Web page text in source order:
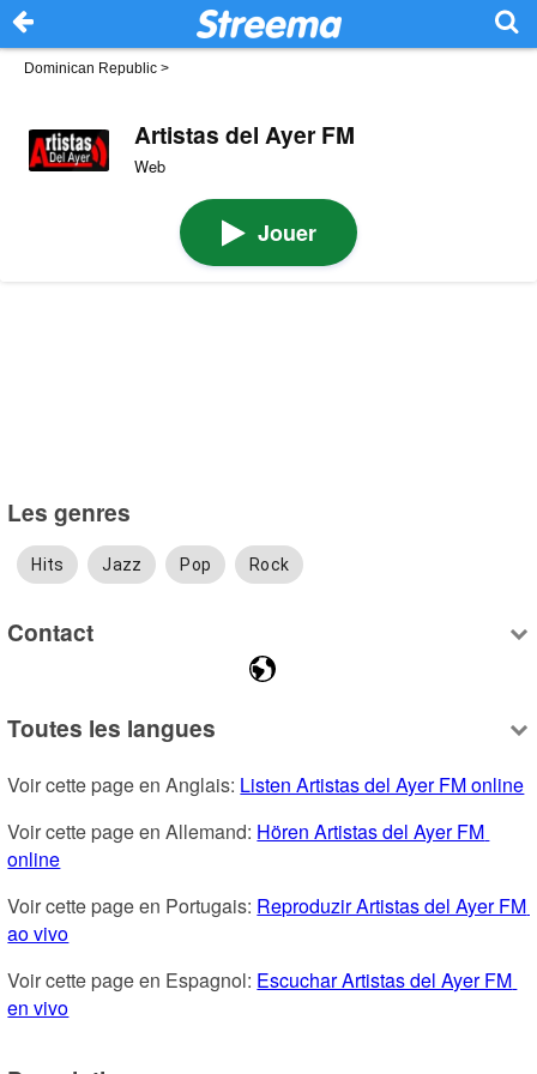
Dominican Republic >
Artistas del Ayer FM
Web
Jouer
Les genres
Hits Jazz Pop Rock
Contact
Toutes les langues
Voir cette page en Anglais: Listen Artistas del Ayer FM online
Voir cette page en Allemand: Hören Artistas del Ayer FM
online
Voir cette page en Portugais: Reproduzir Artistas del Ayer FM
ao vivo
Voir cette page en Espagnol: Escuchar Artistas del Ayer FM
en vivo